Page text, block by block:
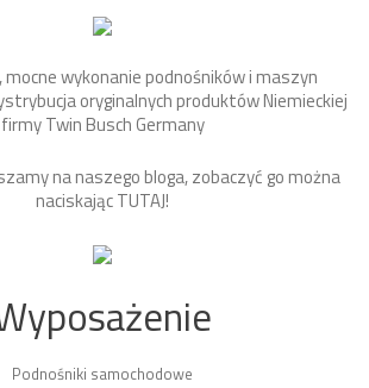
mocne wykonanie podnośników i maszyn
oryginalnych produktów Niemieckiej
firmy Twin Busch Germany
na naszego bloga, zobaczyć go można
naciskającTUTAJ!
Podnośniki samochodowe